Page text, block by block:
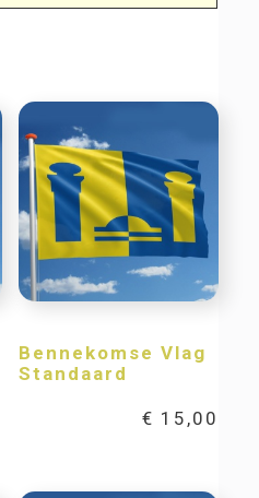
Bennekomse Vlag
Standaard
€ 15,00